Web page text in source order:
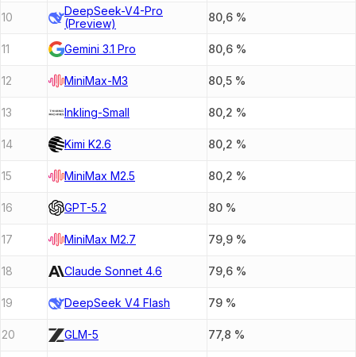
10
DeepSeek-V4-Pro
(Preview)
80,6 %
11 Gemini 3.1 Pro 80,6 %
12 MiniMax-M3 80,5 %
13 Inkling-Small 80,2 %
14 Kimi K2.6 80,2 %
15 MiniMax M2.5 80,2 %
16 GPT-5.2 80 %
17 MiniMax M2.7 79,9 %
18 Claude Sonnet 4.6 79,6 %
19 DeepSeek V4 Flash 79 %
20 GLM-5 77,8 %